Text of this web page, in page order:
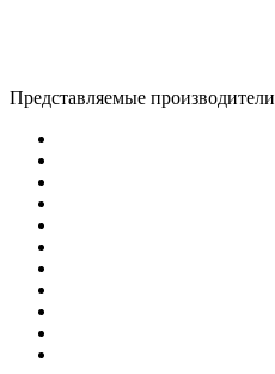
Представляемые производители